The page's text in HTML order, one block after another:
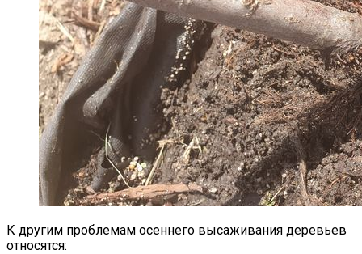
К другим проблемам осеннего высаживания деревьев
относятся: